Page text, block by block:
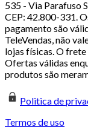
535 - Via Parafuso
CEP: 42.800-331.
pagamento são
TeleVendas, não
lojas físicas. O
Ofertas válidas
produtos são
Politica de
Termos de uso